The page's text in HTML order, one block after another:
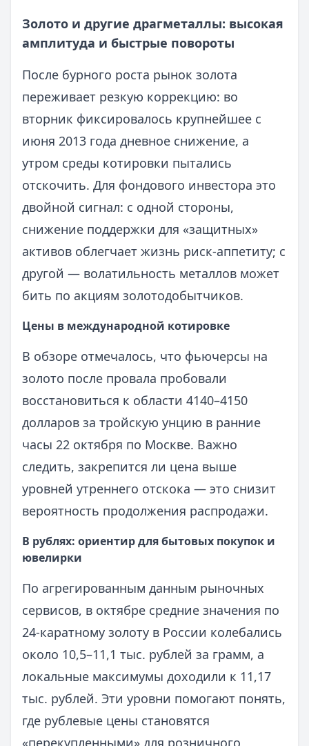
Золото и другие драгметаллы: высокая
амплитуда и быстрые повороты
После бурного роста рынок золота
переживает резкую коррекцию: во
вторник фиксировалось крупнейшее с
июня 2013 года дневное снижение, а
утром среды котировки пытались
отскочить. Для фондового инвестора это
двойной сигнал: с одной стороны,
снижение поддержки для «защитных»
активов облегчает жизнь риск‑аппетиту; с
другой — волатильность металлов может
бить по акциям золотодобытчиков.
Цены в международной котировке
В обзоре отмечалось, что фьючерсы на
золото после провала пробовали
восстановиться к области 4140–4150
долларов за тройскую унцию в ранние
часы 22 октября по Москве. Важно
следить, закрепится ли цена выше
уровней утреннего отскока — это снизит
вероятность продолжения распродажи.
В рублях: ориентир для бытовых покупок и
ювелирки
По агрегированным данным рыночных
сервисов, в октябре средние значения по
24‑каратному золоту в России колебались
около 10,5–11,1 тыс. рублей за грамм, а
локальные максимумы доходили к 11,17
тыс. рублей. Эти уровни помогают понять,
где рублевые цены становятся
«перекупленными» для розничного